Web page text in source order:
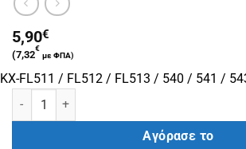
5,90€
(7,32
€
με ΦΠΑ)
KX-FL511 / FL512 / FL513 / 540 / 541 /
PANASONIC ΣΥΜΒΑΤΟ TONER KX-FAT83
Αγόρασε το